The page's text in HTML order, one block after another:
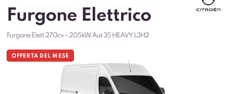
Furgone Elettrico
Furgone Elett 270cv – 205kW Aut 35 HEAVY L3H2
OFFERTA DEL MESE